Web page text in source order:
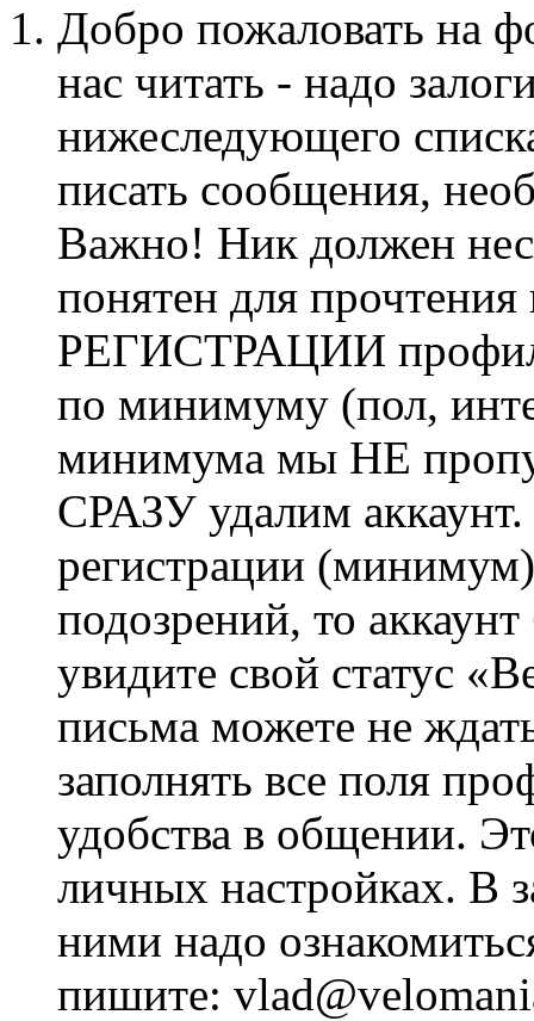
Добро пожаловать на
нас читать - надо
нижеследующего
писать сообщения,
Важно! Ник должен
понятен для
РЕГИСТРАЦИИ профиль
по минимуму (пол,
минимума мы НЕ
СРАЗУ удалим
регистрации
подозрений, то
увидите свой статус
письма можете не
заполнять все поля
удобства в общении.
личных настройках. В
ними надо
пишите: